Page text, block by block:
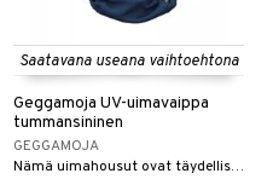
Saatavana useana vaihtoehtona
Geggamoja UV-uimavaippa
tummansininen
GEGGAMOJA
Nämä uimahousut ovat täydelliset vauvauintiin.